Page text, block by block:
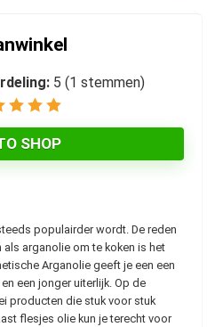
5 (1 stemmen)
SHOP
populairder wordt. De reden
arganolie om te koken is het
Arganolie geeft je een een
een jonger uiterlijk. Op de
producten die stuk voor stuk
flesjes olie kun je terecht voor